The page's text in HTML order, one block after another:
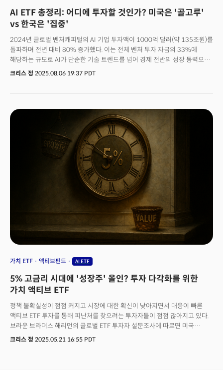
AI ETF 총정리: 어디에 투자할 것인가? 미국은 '골고루'
vs 한국은 '집중'
2024년 글로벌 벤처캐피털의 AI 기업 투자액이 1000억 달러(약 135조원)를
돌파하며 전년 대비 80% 증가했다. 이는 전체 벤처 투자 자금의 33%에
해당하는 규모로 AI가 단순한 기술 트렌드를 넘어 경제 전반의 성장 동력으로
자리잡았음을 보여준다. 빅테크 기업들의 AI 인프라 투자 규모는 더욱
전체 산업의 AI 지출은 4000억 달러를 넘어설 것으로 예상된다.AI 관련
투자가 식지않고 더 가속화되고 있는 배경에는 AI 기술의 실용화에 있다.
글로벌 리더십을 가지고 있는 기술 기업의 49%가 이미 AI를 핵심 전략에
통합했으며 40%는 제품과 서비스에 AI를 내장한 것으로 나타났다. 또한
2025년 전체 IT 예산의 20%가 AI 분야에 할당될 것으로 예상되며 생성형 AI
애플리케이션을 사용하는 기업 비율은 11%에서 42%로 급증할 전망이다.
크리스 정 2025.08.06 19:37 PDT
가치 ETF 액티브펀드 AI ETF
5% 고금리 시대에 '성장주' 올인? 투자 다각화를 위한
가치 액티브 ETF
정책 불확실성이 점점 커지고 시장에 대한 확신이 낮아지면서 대응이 빠른
액티브 ETF 투자를 통해 피난처를 찾으려는 투자자들이 점점 많아지고 있다.
브라운 브라더스 해리먼의 글로벌 ETF 투자자 설문조사에 따르면 미국
투자자의 무려 97%가 ETF 투자를 확대할 것이라 답했고 이 중 78%가 시장
크리스 정 2025.05.21 16:55 PDT